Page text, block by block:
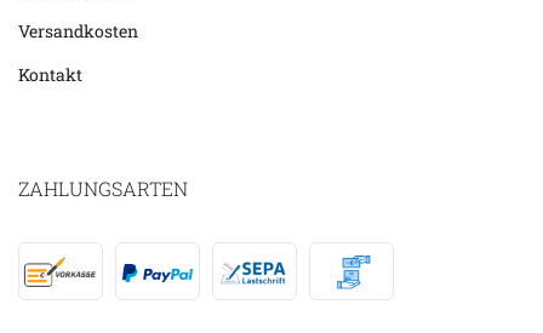
Versandkosten
Kontakt
ZAHLUNGSARTEN